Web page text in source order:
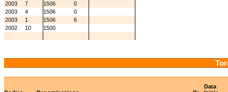
2003
7 1506
0
2003
4 1506
0
2003
1 1506
6
2002
10 1500
Data